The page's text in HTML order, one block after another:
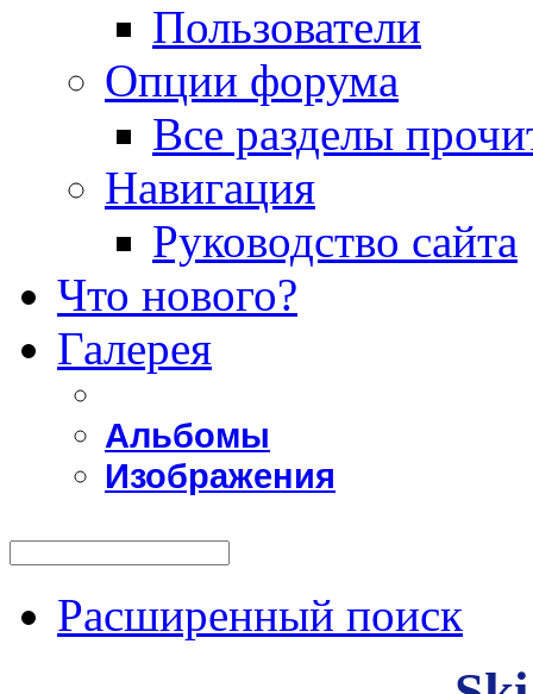
Пользователи
Опции форума
Все разделы
Навигация
Руководство сайта
Что нового?
Галерея
Альбомы
Изображения
Расширенный поиск